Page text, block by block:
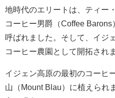
地時代のエリートは、ティー
コーヒー男爵（Coffee
呼ばれました。そして、イジ
コーヒー農園として開拓され
イジェン高原の最初のコーヒ
山（Mount Blau）に植えられ